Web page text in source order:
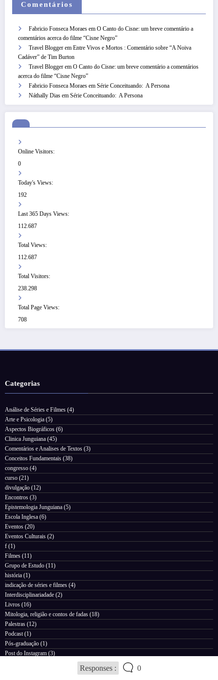
Responses : 0
Comentários
Fabricio Fonseca Moraes em O Canto do Cisne: um breve comentário a
comentários acerca do filme “Cisne Negro”
Travel Blogger em Entre Vivos e Mortos : Comentário sobre “A Noiva
Cadáver” de Tim Burton
Travel Blogger em O Canto do Cisne: um breve comentário a comentários
acerca do filme “Cisne Negro”
Fabricio Fonseca Moraes em Série Conceituando: A Persona
Náthally Dias em Série Conceituando: A Persona
Online Visitors:
0
Today's Views:
192
Last 365 Days Views:
112.687
Total Views:
112.687
Total Visitors:
238.298
Total Page Views:
708
Categorias
Análise de Séries e Filmes (4)
Arte e Psicologia (5)
Aspectos Biográficos (6)
Clinica Junguiana (45)
Comentários e Analises de Textos (3)
Conceitos Fundamentais (38)
congresso (4)
curso (21)
divulgação (12)
Encontros (3)
Epistemologia Junguiana (5)
Escola Inglesa (6)
Eventos (20)
Eventos Culturais (2)
f (1)
Filmes (11)
Grupo de Estudo (11)
história (1)
indicação de séries e filmes (4)
Interdisciplinariadade (2)
Livros (16)
Mitologia, religião e contos de fadas (18)
Palestras (12)
Podcast(1)
Pós-graduação (1)
Post do Instagram (3)